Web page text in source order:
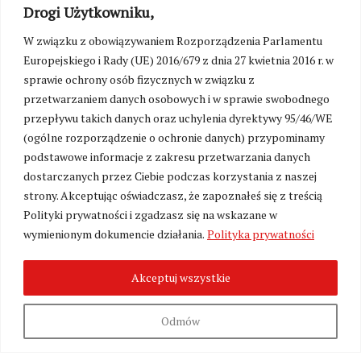
Drogi Użytkowniku,
W związku z obowiązywaniem Rozporządzenia Parlamentu
Europejskiego i Rady (UE) 2016/679 z dnia 27 kwietnia 2016 r. w
sprawie ochrony osób fizycznych w związku z
przetwarzaniem danych osobowych i w sprawie swobodnego
przepływu takich danych oraz uchylenia dyrektywy 95/46/WE
(ogólne rozporządzenie o ochronie danych) przypominamy
podstawowe informacje z zakresu przetwarzania danych
dostarczanych przez Ciebie podczas korzystania z naszej
strony. Akceptując oświadczasz, że zapoznałeś się z treścią
Polityki prywatności i zgadzasz się na wskazane w
wymienionym dokumencie działania. Polityka prywatności
Odmów
Akceptuj wszystkie
Zmień ustawienia cookies
©Kresy24.pl2026. Wszelkie Prawa Zastrzeżone.O nas i Kontakt|
Polityka prywatności